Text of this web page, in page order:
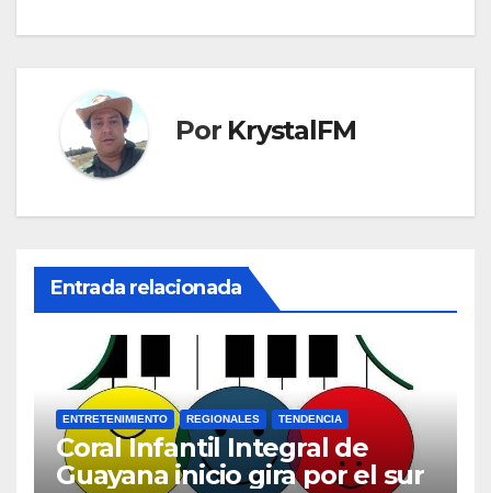
Por KrystalFM
Entrada relacionada
ENTRETENIMIENTO REGIONALES TENDENCIA
Coral Infantil Integral de
Guayana inicio gira por el sur